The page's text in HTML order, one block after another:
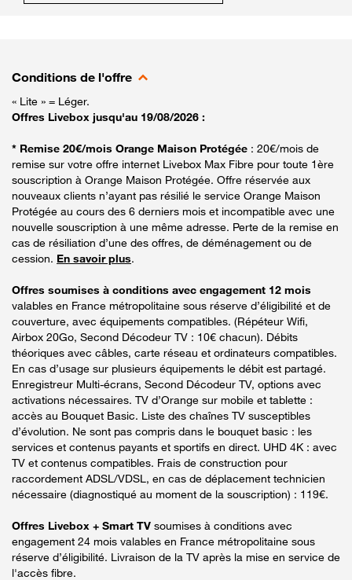
Conditions de l'offre
« Lite » = Léger.
Offres Livebox jusqu'au 19/08/2026 :
* Remise 20€/mois Orange Maison Protégée : 20€/mois de
remise sur votre offre internet Livebox Max Fibre pour toute 1ère
souscription à Orange Maison Protégée. Offre réservée aux
nouveaux clients n’ayant pas résilié le service Orange Maison
Protégée au cours des 6 derniers mois et incompatible avec une
nouvelle souscription à une même adresse. Perte de la remise en
cas de résiliation d’une des offres, de déménagement ou de
cession. En savoir plus.
Offres soumises à conditions avec engagement 12 mois
valables en France métropolitaine sous réserve d’éligibilité et de
couverture, avec équipements compatibles. (Répéteur Wifi,
Airbox 20Go, Second Décodeur TV : 10€ chacun). Débits
théoriques avec câbles, carte réseau et ordinateurs compatibles.
En cas d’usage sur plusieurs équipements le débit est partagé.
Enregistreur Multi-écrans, Second Décodeur TV, options avec
activations nécessaires. TV d’Orange sur mobile et tablette :
accès au Bouquet Basic. Liste des chaînes TV susceptibles
d’évolution. Ne sont pas compris dans le bouquet basic : les
services et contenus payants et sportifs en direct. UHD 4K : avec
TV et contenus compatibles. Frais de construction pour
raccordement ADSL/VDSL, en cas de déplacement technicien
nécessaire (diagnostiqué au moment de la souscription) : 119€.
Offres Livebox + Smart TV soumises à conditions avec
engagement 24 mois valables en France métropolitaine sous
réserve d’éligibilité. Livraison de la TV après la mise en service de
l'accès fibre.